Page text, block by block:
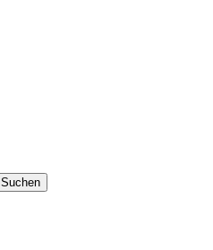
Suchen